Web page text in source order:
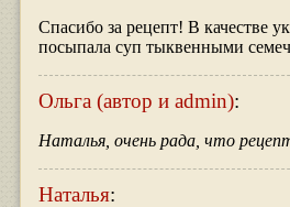
Спасибо за рецепт! В качестве
посыпала суп тыквенными
Ольга (автор и admin):
Наталья, очень рада, что
Наталья: